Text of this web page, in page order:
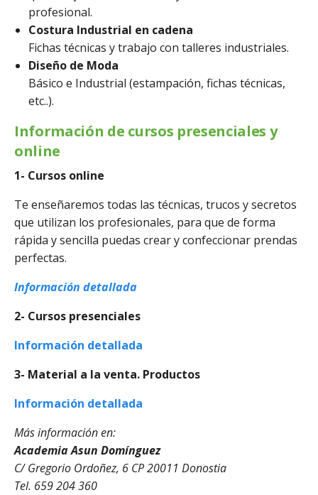
profesional.
Costura Industrial en cadena
Fichas técnicas y trabajo con talleres industriales.
Diseño de Moda
Básico e Industrial (estampación, fichas técnicas,
etc..).
Información de cursos presenciales y
online
1- Cursos online
Te enseñaremos todas las técnicas, trucos y secretos
que utilizan los profesionales, para que de forma
rápida y sencilla puedas crear y confeccionar prendas
perfectas.
Información detallada
2- Cursos presenciales
Información detallada
3- Material a la venta. Productos
Información detallada
Más información en:
Academia Asun Domínguez
C/ Gregorio Ordoñez, 6 CP 20011 Donostia
Tel. 659 204 360